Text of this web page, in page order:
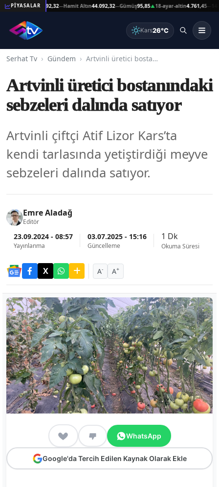
PİYASALAR
Altın44.092,32—Hamit Altın44.092,32—Gümüş95,85▲18-ayar-altin4.761,45—14-
Kars26°C
Serhat Tv Gündem Artvinli üretici bostanındaki sebzeleri dalında satıyor
Artvinli üretici bostanındaki
sebzeleri dalında satıyor
Artvinli çiftçi Atif Lizor Kars’ta
kendi tarlasında yetiştirdiği meyve
sebzeleri dalında satıyor.
Emre Aladağ
Editör
23.09.2024 - 08:57
Yayınlanma
03.07.2025 - 15:16
Güncelleme
1 Dk
Okuma Süresi
A- A+
WhatsApp
Google'da Tercih Edilen Kaynak Olarak Ekle